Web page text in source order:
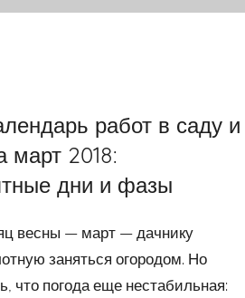
работ в саду и
март 2018:
дни и фазы
весны — март — дачнику
заняться огородом. Но
что погода еще нестабильная: